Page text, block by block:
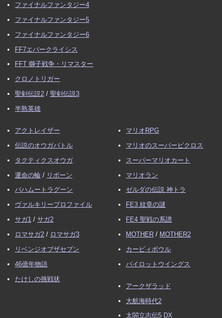
ファイナルファンタジー4
ファイナルファンタジー5
ファイナルファンタジー6
FF7エバークライシス
FFT 獅子戦争・リマスター
クロノトリガー
聖剣伝説2 / 聖剣伝説3
半熟英雄
アクトレイザー
伝説のオウガバトル
タクティクスオウガ
運命の輪 / リボーン
バハムートラグーン
ヴァルキリープロファイル
サガ1 / サガ2
ロマサガ2 / ロマサガ3
リベンジオブザセブン
46億年物語
たけしの挑戦状
マリオRPG
マリオのスーパーピクロス
スーパーマリオカート
マリオラン
ゼルダの伝説 神トラ
FE3 紋章の謎
FE4 聖戦の系譜
MOTHER / MOTHER2
カービィボウル
パイロットウイングス
アークザラッド
大航海時代2
太閤立志伝5 DX